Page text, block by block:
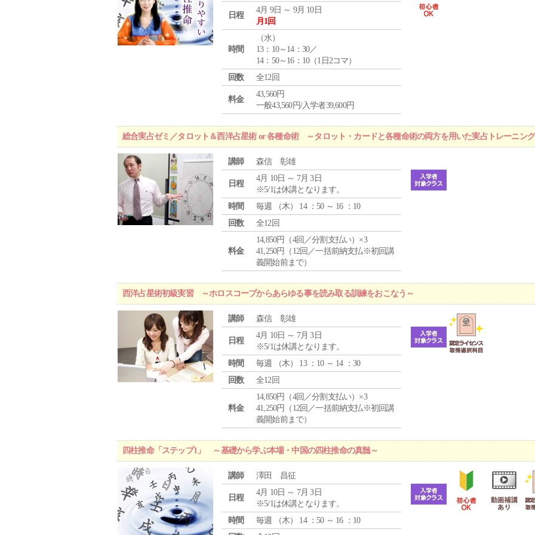
日程
4月 9日 ～ 9月 10日
月1回
時間
（水）
13：10～14：30／
14：50～16：10（1日2コマ）
回数
全12回
料金
43,560円
一般43,560円/入学者39,600円
総合実占ゼミ／タロット＆西洋占星術 or 各種命術 ～タロット・カードと各種命術の両方を用いた実占トレーニン
講師 森信 彰雄
日程
4月 10日 ～ 7月 3日
※5/1は休講となります。
時間
毎週 （木） 14 ：50 ～ 16 ：10
回数
全12回
料金
14,850円（4回／分割支払い）×3
41,250円（12回／一括前納支払※初回講
義開始前まで）
西洋占星術初級実習 ～ホロスコープからあらゆる事を読み取る訓練をおこなう～
講師 森信 彰雄
日程
4月 10日 ～ 7月 3日
※5/1は休講となります。
時間
毎週 （木） 13 ：10 ～ 14 ：30
回数
全12回
料金
14,850円（4回／分割支払い）×3
41,250円（12回／一括前納支払※初回講
義開始前まで）
四柱推命「ステップ1」 ～基礎から学ぶ本場・中国の四柱推命の真髄～
講師 澤田 昌征
日程
4月 10日 ～ 7月 3日
※5/1は休講となります。
時間
毎週 （木） 14 ：50 ～ 16 ：10